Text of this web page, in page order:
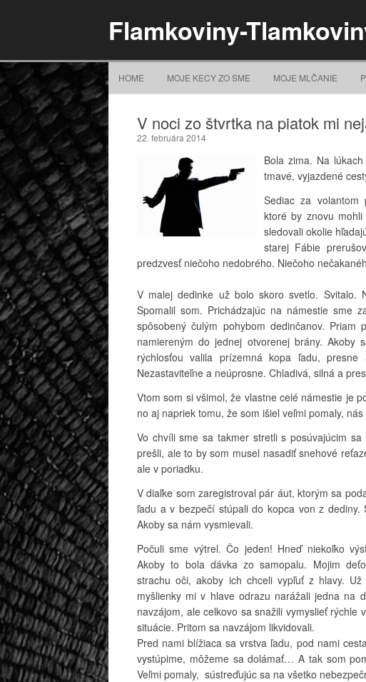
Flamkoviny-
HOME MOJE KECY ZO SME MOJE MLČANIE
V noci zo štvrtka na piatok mi
22. februára 2014
Bola zima. Na
tmavé, vyjazdené
Sediac za volantom
ktoré by znovu
sledovali okolie
starej Fábie
predzvesť niečoho nedobrého. Niečoho
V malej dedinke už bolo skoro svetlo. Svitalo.
Spomalil som. Prichádzajúc na námestie sme
spôsobený čulým pohybom dedinčanov.
namiereným do jednej otvorenej brány.
rýchlosťou valila prízemná kopa ľadu,
Nezastaviteľne a neúprosne. Chladivá, silná a
Vtom som si všimol, že vlastne celé námestie je
no aj napriek tomu, že som išiel veľmi pomaly,
Vo chvíli sme sa takmer stretli s posúvajúcim
prešli, ale to by som musel nasadiť snehové
ale v poriadku.
V diaľke som zaregistroval pár áut, ktorým sa
ľadu a v bezpečí stúpali do kopca von z
Akoby sa nám vysmievali.
Počuli sme výtrel. Čo jeden! Hneď niekoľko
Akoby to bola dávka zo samopalu. Mojim
strachu oči, akoby ich chceli vypľuť z hlavy.
myšlienky mi v hlave odrazu narážali jedna na
navzájom, ale celkovo sa snažili vymyslieť rýchle
situácie. Pritom sa navzájom likvidovali.
Pred nami blížiaca sa vrstva ľadu, pod nami
vystúpime, môžeme sa dolámať… A tak som
Veľmi pomaly, sústreďujúc sa na všetko